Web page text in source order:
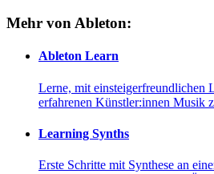
Mehr von Ableton:
Ableton Learn
Lerne, mit einsteigerfreundlichen
erfahrenen Künstler:innen Musik
Learning Synths
Erste Schritte mit Synthese an